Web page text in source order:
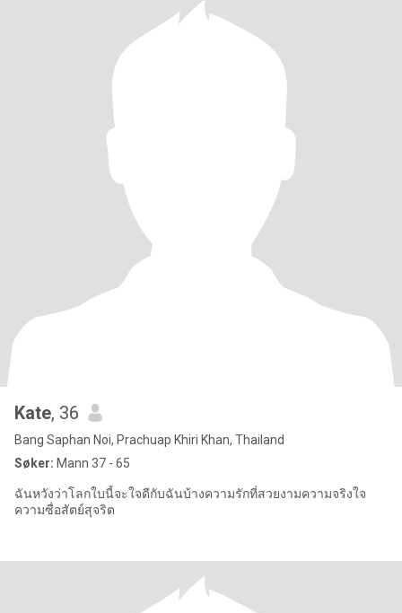
Kate, 36
Bang Saphan Noi, Prachuap Khiri Khan, Thailand
Søker: Mann 37 - 65
ฉันหวังว่าโลกใบนี้จะใจดีกับฉันบ้างความรักที่สวยงามความจริงใจ
ความซื่อสัตย์สุจริต